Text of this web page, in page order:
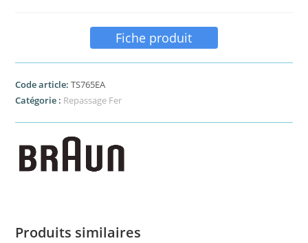
Fiche produit
Code article:TS765EA
Catégorie : Repassage Fer
Produits similaires